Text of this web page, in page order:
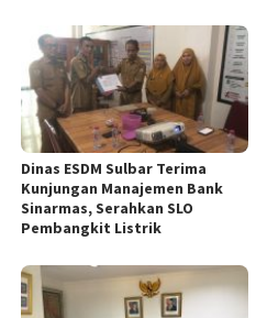
Dinas ESDM Sulbar Terima
Kunjungan Manajemen Bank
Sinarmas, Serahkan SLO
Pembangkit Listrik